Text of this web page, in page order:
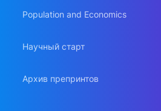
Population and Economics
Научный старт
Архив препринтов